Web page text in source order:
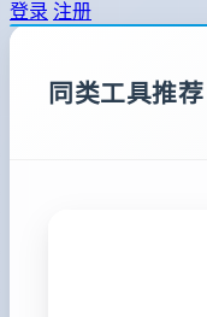
登录 注册
同类工具推荐